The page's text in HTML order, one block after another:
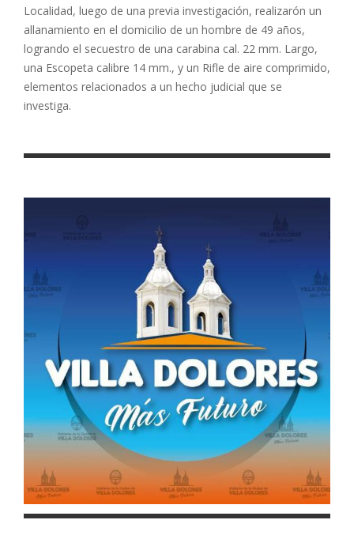
Localidad, luego de una previa investigación, realizarón un
allanamiento en el domicilio de un hombre de 49 años,
logrando el secuestro de una carabina cal. 22 mm. Largo,
una Escopeta calibre 14 mm., y un Rifle de aire comprimido,
elementos relacionados a un hecho judicial que se
investiga.